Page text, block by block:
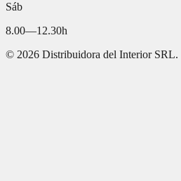
Sáb
8.00—12.30h
© 2026 Distribuidora del Interior SRL.